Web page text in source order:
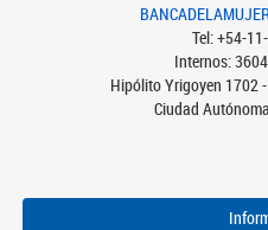
Tel: +54-
Internos:
Hipólito Yrigoyen 1702
Ciudad